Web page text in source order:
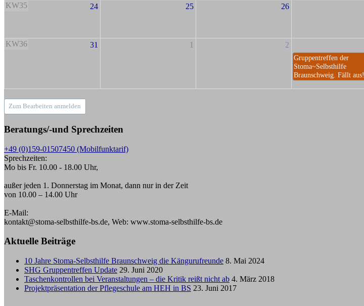
KW35 24 25 26
KW36 31 1 2
Gruppentreffen der
Stoma~Selbsthilfe
Braunschweig. Fällt aus!
Zum Bearbeiten anmelden
Beratungs/-und Sprechzeiten
+49 (0)159-01507450 (Mobilfunktarif)
Sprechzeiten:
Mo bis Fr. 10.00 - 18.00 Uhr,
außer jeden 1. Donnerstag im Monat, dann nur in der Zeit
von 10.00 – 14.00 Uhr
E-Mail:
kontakt@stoma-selbsthilfe-bs.de, Web: www.stoma-selbsthilfe-bs.de
Aktuelle Beiträge
10 Jahre Stoma-Selbsthilfe Braunschweig die Kängurufreunde 8. Mai 2024
SHG Gruppentreffen Update 29. Juni 2020
Taschenkontrollen bei Veranstaltungen – die Kritik reißt nicht ab 4. März 2018
Projektpräsentation der Pflegeschule am HEH in BS 23. Juni 2017